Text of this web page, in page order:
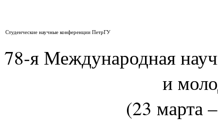
Студенческие научные конференции ПетрГУ
78-я Международная
и
(23 марта